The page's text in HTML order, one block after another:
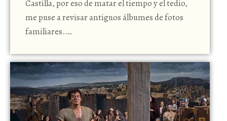
Castilla, por eso de matar el tiempo y el tedio,
me puse a revisar antiguos álbumes de fotos
familiares.…